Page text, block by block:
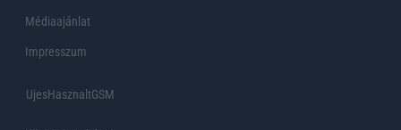
Médiaajánlat
Impresszum
UjesHasznaltGSM